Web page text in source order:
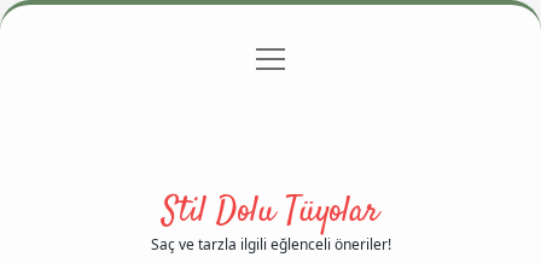
Gizlilik Politikası
menüyü
Stil Dolu Tüyolar
Saç ve tarzla ilgili eğlenceli öneriler!